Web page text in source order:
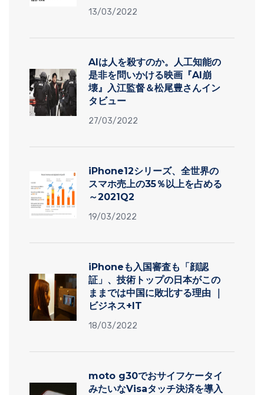
13/03/2022
AIは人を殺すのか。人工知能の
是非を問いかける映画『AI崩
壊』入江監督＆松尾豊さんイン
タビュー
27/03/2022
iPhone12シリーズ、全世界の
スマホ売上の35％以上を占める
～2021Q2
19/03/2022
iPhoneも入国審査も「顔認
証」、技術トップの日本がこの
ままでは中国に敗北する理由 ｜
ビジネス+IT
18/03/2022
moto g30でおサイフケータイ
みたいなVisaタッチ決済を導入